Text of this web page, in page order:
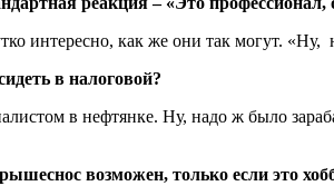
интересно, как же они так могут. «Ну,
в налоговой?
в нефтянке. Ну, надо ж было
возможен, только если это